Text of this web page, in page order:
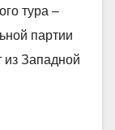
тура –
партии
из Западной